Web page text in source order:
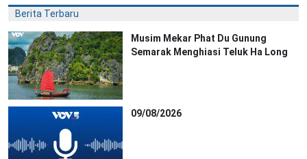
Berita Terbaru
Musim Mekar Phat Du Gunung
Semarak Menghiasi Teluk Ha Long
09/08/2026